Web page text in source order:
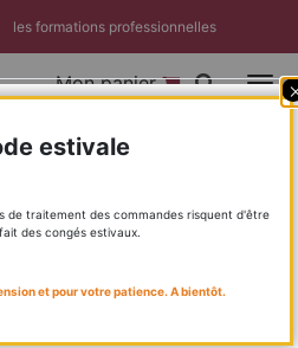
les formations professionnelles
Mon panier
the
estivale
de traitement des commandes risquent d'être
des congés estivaux.
et pour votre patience. A bientôt.